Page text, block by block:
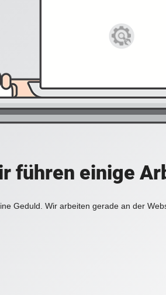
führen einige
Geduld. Wir arbeiten gerade an der